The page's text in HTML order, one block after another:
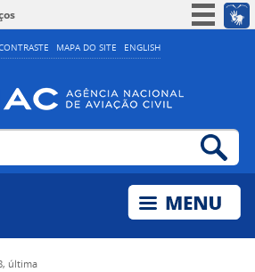
MAPA DO SITE ENGLISH
Simplifique!
Acesso à informação
Legislação
última